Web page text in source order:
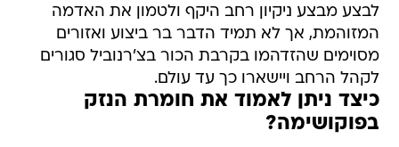
לבצע מבצע ניקיון רחב היקף ולטמון את האדמה
המזוהמת, אך לא תמיד הדבר בר ביצוע ואזורים
מסוימים שהזדהמו בקרבת הכור בצ'רנוביל סגורים
לקהל הרחב ויישארו כך עד עולם.
כיצד ניתן לאמוד את חומרת הנזק
בפוקושימה?